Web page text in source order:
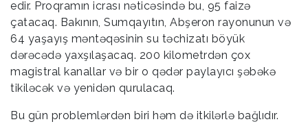
edir. Proqramın icrası nəticəsində bu, 95 faizə
çatacaq. Bakının, Sumqayıtın, Abşeron rayonunun və
64 yaşayış məntəqəsinin su təchizatı böyük
dərəcədə yaxşılaşacaq. 200 kilometrdən çox
magistral kanallar və bir o qədər paylayıcı şəbəkə
tikiləcək və yenidən qurulacaq.
Bu gün problemlərdən biri həm də itkilərlə bağlıdır.